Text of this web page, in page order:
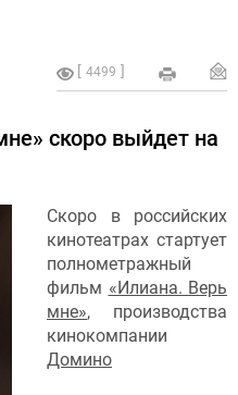
4499
скоро выйдет на
Скоро в российских
кинотеатрах стартует
полнометражный
фильм «Илиана. Верь
мне», производства
кинокомпании
Домино